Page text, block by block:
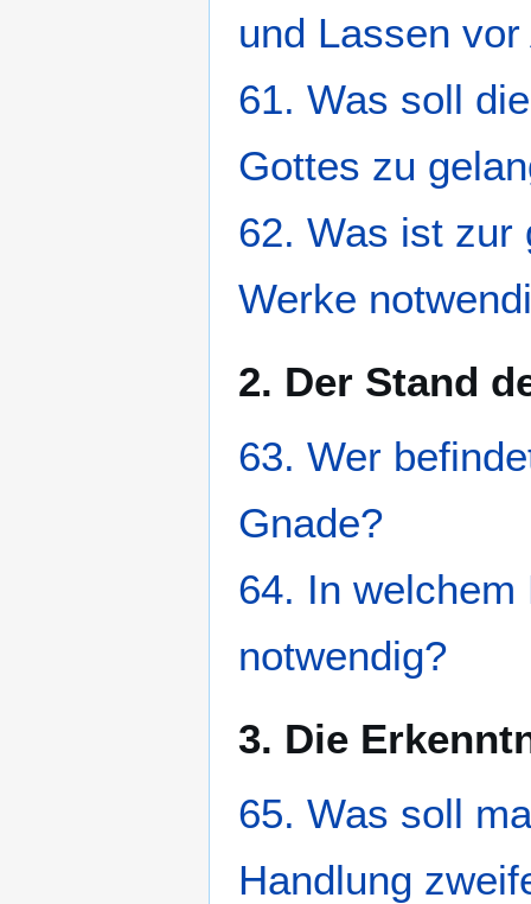
und Lassen
61. Was soll
Gottes zu
62. Was ist zur
Werke
2. Der Stand
63. Wer
Gnade?
64. In
notwendig?
3. Die
65. Was soll
Handlung